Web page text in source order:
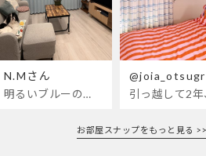
なりました🌼早起きが超絶苦手な
N.Mさん
明るいブルーのカーテンで、部屋全体
引っ越して2
お部屋スナップをもっと見る >>